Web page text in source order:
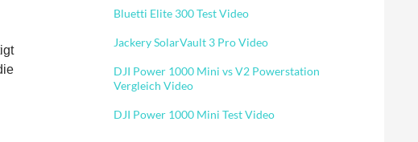
Bluetti Elite 300 Test Video
Jackery SolarVault 3 Pro Video
DJI Power 1000 Mini vs V2 Powerstation
Vergleich Video
DJI Power 1000 Mini Test Video